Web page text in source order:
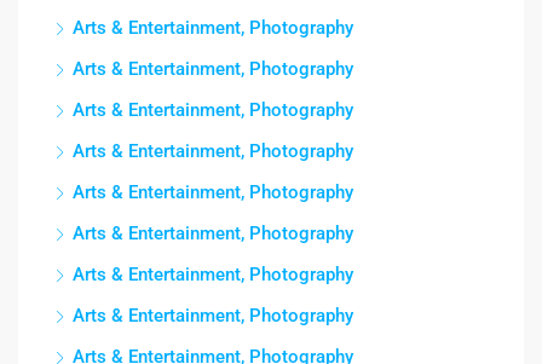
Arts & Entertainment, Photography
Arts & Entertainment, Photography
Arts & Entertainment, Photography
Arts & Entertainment, Photography
Arts & Entertainment, Photography
Arts & Entertainment, Photography
Arts & Entertainment, Photography
Arts & Entertainment, Photography
Arts & Entertainment, Photography